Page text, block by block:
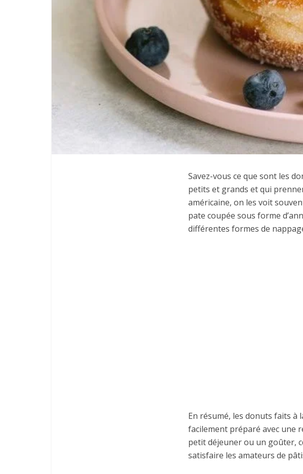
Savez-vous ce que sont les
petits et grands et qui
américaine, on les voit
pate coupée sous forme
différentes formes de
En résumé, les donuts faits
facilement préparé avec une
petit déjeuner ou un goûter,
satisfaire les amateurs de